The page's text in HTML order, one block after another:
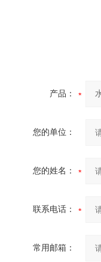
产品：
您的单位：
您的姓名：
联系电话：
常用邮箱：